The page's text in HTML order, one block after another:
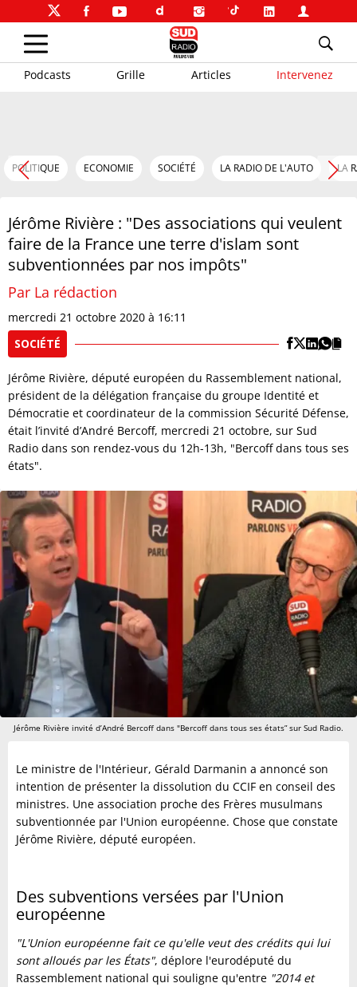
Podcasts Grille Articles Intervenez
POLITIQUE ECONOMIE SOCIÉTÉ LA RADIO DE L'AUTO LA
Jérôme Rivière : "Des associations qui veulent
faire de la France une terre d'islam sont
subventionnées par nos impôts"
Par La rédaction
mercredi 21 octobre 2020 à 16:11
SOCIÉTÉ
Jérôme Rivière, député européen du Rassemblement national,
président de la délégation française du groupe Identité et
Démocratie et coordinateur de la commission Sécurité Défense,
était l’invité d’André Bercoff, mercredi 21 octobre, sur Sud
Radio dans son rendez-vous du 12h-13h, "Bercoff dans tous ses
états".
Jérôme Rivière invité d’André Bercoff dans "Bercoff dans tous ses états” sur Sud Radio.
Le ministre de l'Intérieur, Gérald Darmanin a annoncé son
intention de présenter la dissolution du CCIF en conseil des
ministres. Une association proche des Frères musulmans
subventionnée par l'Union européenne. Chose que constate
Jérôme Rivière, député européen.
Des subventions versées par l'Union
européenne
"L'Union européenne fait ce qu'elle veut des crédits qui lui
sont alloués par les États", déplore l'eurodéputé du
Rassemblement national qui souligne qu'entre "2014 et